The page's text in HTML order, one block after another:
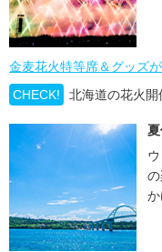
金麦花火特等席＆グッズ
CHECK!
北海道の花火開
夏